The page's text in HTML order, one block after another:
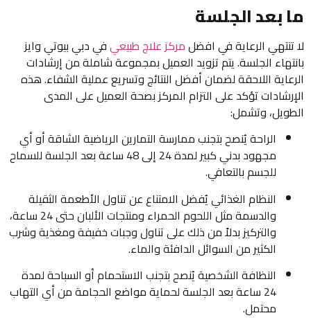
ما بعد الجلسة
لا تنتهي الرعاية في افضلمركز علاج طبيعيفي دبي بيوتي وايز
بانتهاء الجلسة. يتم تزويد العميل بمجموعة شاملة من إرشادات
الرعاية اللاحقة لضمان أفضل النتائج وتسريع عملية الشفاء. هذه
الإرشادات تؤكد على التزام المركز بصحة العميل على المدى
الطويل، وتشمل:
الراحة يُنصح بتجنب ممارسة التمارين الرياضية الشاقة أو أي
مجهود بدني كبير لمدة 24 إلى 48 ساعة بعد الجلسة للسماح
للجسم بالتعافي.
النظام الغذائي يُفضل الامتناع عن تناول الأطعمة الثقيلة
والدسمة مثل اللحوم الحمراء ومنتجات الألبان حتى 24 ساعة،
والتركيز بدلاً من ذلك على تناول وجبات خفيفة ومغذية وشرب
الكثير من السوائل الدافئة والماء.
النظافة الشخصية يُنصح بتجنب الاستحمام أو السباحة لمدة
24 ساعة بعد الجلسة لحماية مواضع الحجامة من أي التهاب
محتمل.